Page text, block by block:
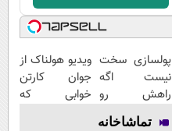
پولسازی سخت
نیست اگه
راهش رو
بدونی! " دوره
ویدیو هولناک از
جوان کارتن
خوابی که
تماشاخانه